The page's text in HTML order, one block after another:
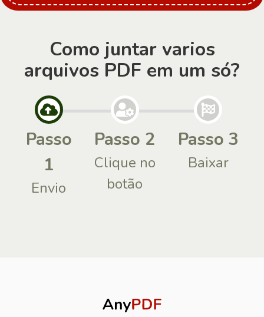
Como juntar varios
arquivos PDF em um só?
Passo
1
Envio
Passo 2
Clique no
botão
Passo 3
Baixar